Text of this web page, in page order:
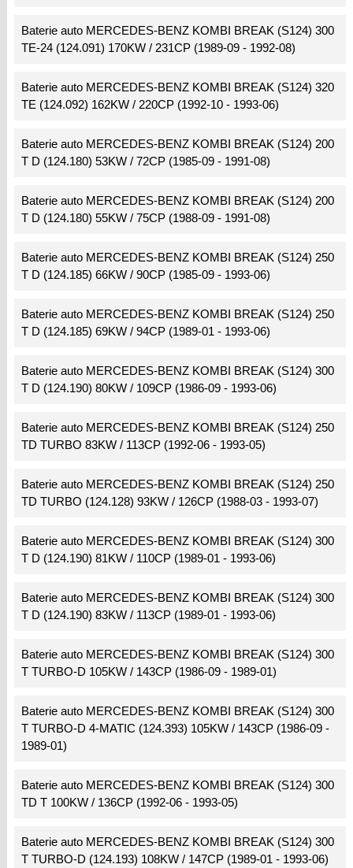
Baterie auto MERCEDES-BENZ KOMBI BREAK (S124) 300
TE-24 (124.091) 170KW / 231CP (1989-09 - 1992-08)
Baterie auto MERCEDES-BENZ KOMBI BREAK (S124) 320
TE (124.092) 162KW / 220CP (1992-10 - 1993-06)
Baterie auto MERCEDES-BENZ KOMBI BREAK (S124) 200
T D (124.180) 53KW / 72CP (1985-09 - 1991-08)
Baterie auto MERCEDES-BENZ KOMBI BREAK (S124) 200
T D (124.180) 55KW / 75CP (1988-09 - 1991-08)
Baterie auto MERCEDES-BENZ KOMBI BREAK (S124) 250
T D (124.185) 66KW / 90CP (1985-09 - 1993-06)
Baterie auto MERCEDES-BENZ KOMBI BREAK (S124) 250
T D (124.185) 69KW / 94CP (1989-01 - 1993-06)
Baterie auto MERCEDES-BENZ KOMBI BREAK (S124) 300
T D (124.190) 80KW / 109CP (1986-09 - 1993-06)
Baterie auto MERCEDES-BENZ KOMBI BREAK (S124) 250
TD TURBO 83KW / 113CP (1992-06 - 1993-05)
Baterie auto MERCEDES-BENZ KOMBI BREAK (S124) 250
TD TURBO (124.128) 93KW / 126CP (1988-03 - 1993-07)
Baterie auto MERCEDES-BENZ KOMBI BREAK (S124) 300
T D (124.190) 81KW / 110CP (1989-01 - 1993-06)
Baterie auto MERCEDES-BENZ KOMBI BREAK (S124) 300
T D (124.190) 83KW / 113CP (1989-01 - 1993-06)
Baterie auto MERCEDES-BENZ KOMBI BREAK (S124) 300
T TURBO-D 105KW / 143CP (1986-09 - 1989-01)
Baterie auto MERCEDES-BENZ KOMBI BREAK (S124) 300
T TURBO-D 4-MATIC (124.393) 105KW / 143CP (1986-09 -
1989-01)
Baterie auto MERCEDES-BENZ KOMBI BREAK (S124) 300
TD T 100KW / 136CP (1992-06 - 1993-05)
Baterie auto MERCEDES-BENZ KOMBI BREAK (S124) 300
T TURBO-D (124.193) 108KW / 147CP (1989-01 - 1993-06)